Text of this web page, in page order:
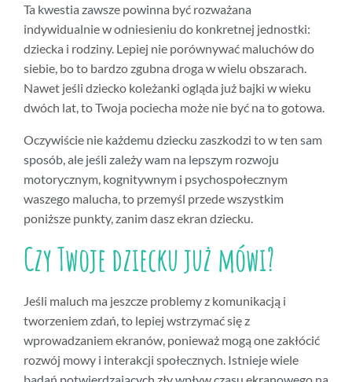
Ta kwestia zawsze powinna być rozważana
indywidualnie w odniesieniu do konkretnej jednostki:
dziecka i rodziny. Lepiej nie porównywać maluchów do
siebie, bo to bardzo zgubna droga w wielu obszarach.
Nawet jeśli dziecko koleżanki ogląda już bajki w wieku
dwóch lat, to Twoja pociecha może nie być na to gotowa.
Oczywiście nie każdemu dziecku zaszkodzi to w ten sam
sposób, ale jeśli zależy wam na lepszym rozwoju
motorycznym, kognitywnym i psychospołecznym
waszego malucha, to przemyśl przede wszystkim
poniższe punkty, zanim dasz ekran dziecku.
Czy Twoje dziecku już mówi?
Jeśli maluch ma jeszcze problemy z komunikacją i
tworzeniem zdań, to lepiej wstrzymać się z
wprowadzaniem ekranów, ponieważ mogą one zakłócić
rozwój mowy i interakcji społecznych. Istnieje wiele
badań potwierdzających zły wpływ czasu ekranowego na